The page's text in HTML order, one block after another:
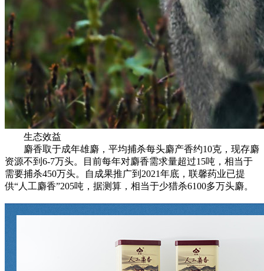
生态效益
麝香取于成年雄麝，平均捕杀每头麝产香约10克，现存麝
资源不到6-7万头。目前每年对麝香需求量超过15吨，相当于
需要捕杀450万头。自成果推广到2021年底，联馨药业已提
供“人工麝香”205吨，据测算，相当于少猎杀6100多万头麝。